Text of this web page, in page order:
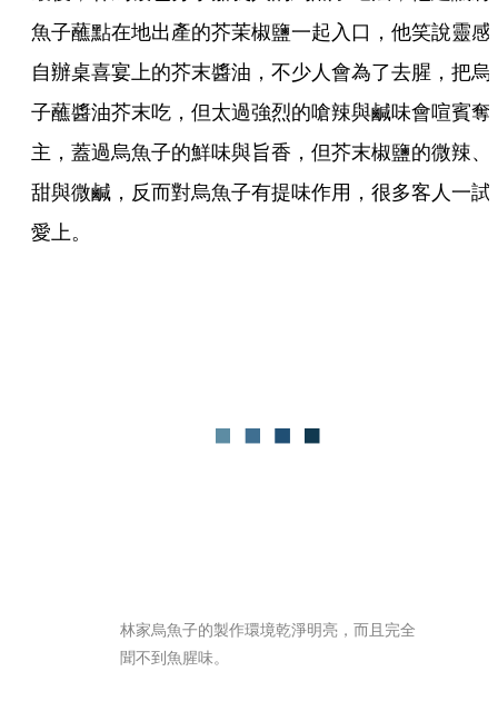
魚子蘸點在地出產的芥茉椒鹽一起入口，他笑說靈感
自辦桌喜宴上的芥末醬油，不少人會為了去腥，把烏
子蘸醬油芥末吃，但太過強烈的嗆辣與鹹味會喧賓奪
主，蓋過烏魚子的鮮味與旨香，但芥末椒鹽的微辣、
甜與微鹹，反而對烏魚子有提味作用，很多客人一試
愛上。
林家烏魚子的製作環境乾淨明亮，而且完全
聞不到魚腥味。